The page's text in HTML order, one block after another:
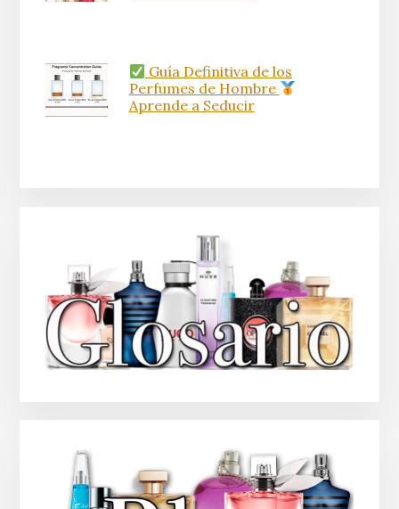
Guía Definitiva de los
Perfumes de Hombre
Aprende a Seducir